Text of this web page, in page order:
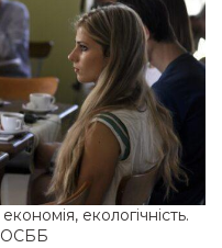
екологічність.
ОСББ